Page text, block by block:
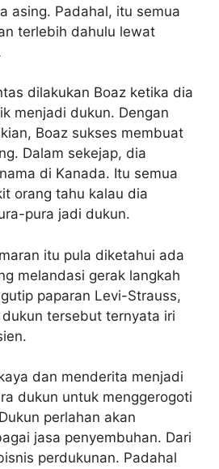
asing. Padahal, itu semua
terlebih dahulu lewat
dilakukan Boaz ketika dia
menjadi dukun. Dengan
Boaz sukses membuat
Dalam sekejap, dia
di Kanada. Itu semua
orang tahu kalau dia
pura jadi dukun.
itu pula diketahui ada
melandasi gerak langkah
paparan Levi-Strauss,
tersebut ternyata iri
dan menderita menjadi
dukun untuk menggerogoti
perlahan akan
jasa penyembuhan. Dari
perdukunan. Padahal